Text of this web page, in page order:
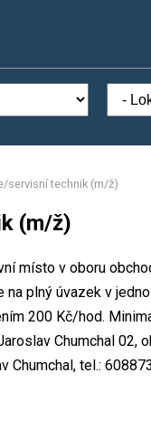
servisní technik (m/ž)
(m/ž)
místo v oboru
plný úvazek v
200 Kč/hod.
Chumchal 02,
Chumchal, tel.: